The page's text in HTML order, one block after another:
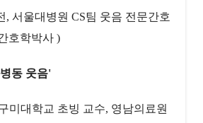
, 서울대병원 CS팀 웃음 전문간호
호학박사 )
동 웃음'
미대학교 초빙 교수, 영남의료원